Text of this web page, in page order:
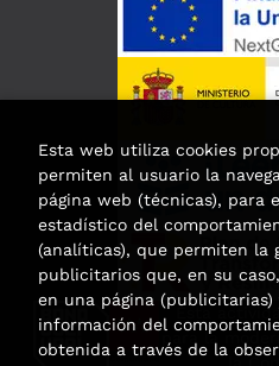
Esta
para la
Esta web utiliza cookies
permiten al usuario la
página web (técnicas), para
estadístico del
(analíticas), que permiten la
publicitarios que, en su
en una página (publicitarias)
información del
obtenida a través de la